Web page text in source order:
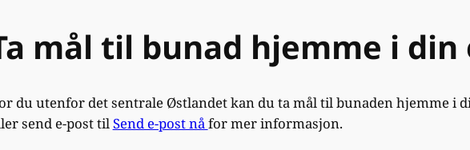
mål til bunad hjemme i din
du utenfor det sentrale Østlandet kan du ta mål til bunaden hjemme i
send e-post tilSend e-post nåfor mer informasjon.